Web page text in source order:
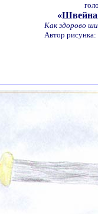
Как здорово
Автор